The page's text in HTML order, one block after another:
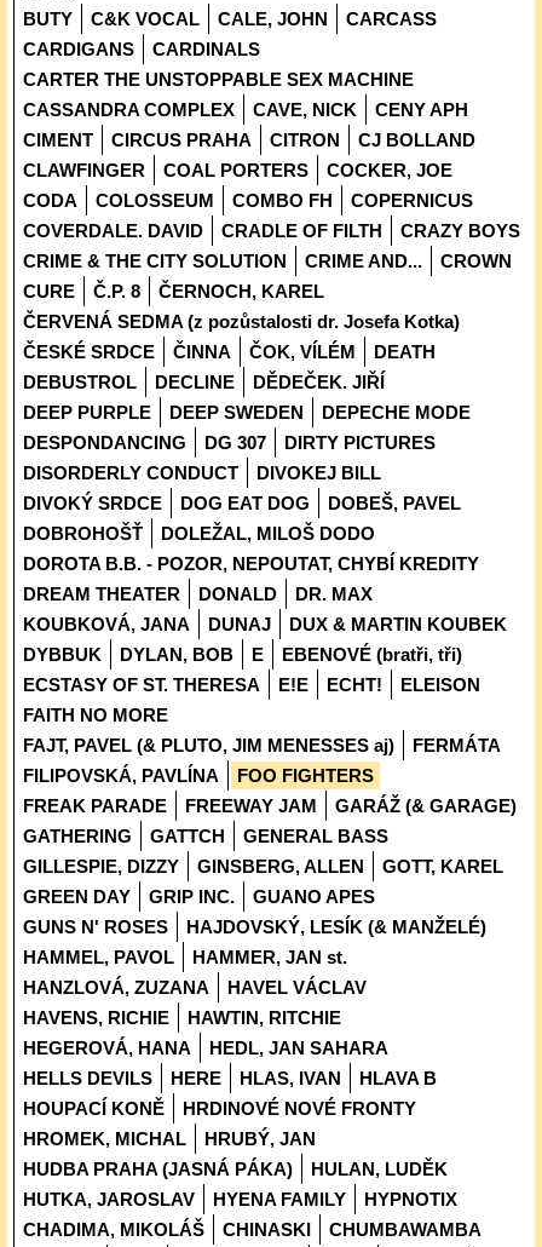
BUTY
C&K VOCAL CALE, JOHN
CARCASS
CARDIGANS
CARDINALS
CARTER THE UNSTOPPABLE SEX MACHINE
CASSANDRA COMPLEX
CAVE, NICK
CENY APH
CIMENT
CIRCUS PRAHA CITRON
CJ BOLLAND
CLAWFINGER
COAL PORTERS
COCKER, JOE
CODA
COLOSSEUM COMBO FH
COPERNICUS
COVERDALE. DAVID
CRADLE OF FILTH
CRAZY BOYS
CRIME & THE CITY SOLUTION
CRIME AND...
CROWN
CURE
Č.P. 8
ČERNOCH, KAREL
ČERVENÁ SEDMA (z pozůstalosti dr. Josefa Kotka)
ČESKÉ SRDCE
ČINNA ČOK, VÍLÉM
DEATH
DEBUSTROL
DECLINE
DĚDEČEK. JIŘÍ
DEEP PURPLE
DEEP SWEDEN
DEPECHE MODE
DESPONDANCING
DG 307
DIRTY PICTURES
DISORDERLY CONDUCT
DIVOKEJ BILL
DIVOKÝ SRDCE
DOG EAT DOG
DOBEŠ, PAVEL
DOBROHOŠŤ
DOLEŽAL, MILOŠ DODO
DOROTA B.B. - POZOR, NEPOUTAT, CHYBÍ KREDITY
DREAM THEATER
DONALD
DR. MAX
KOUBKOVÁ, JANA
DUNAJ
DUX & MARTIN KOUBEK
DYBBUK
DYLAN, BOB E
EBENOVÉ (bratři, tři)
ECSTASY OF ST. THERESA
E!E ECHT!
ELEISON
FAITH NO MORE
FAJT, PAVEL (& PLUTO, JIM MENESSES aj)
FERMÁTA
FILIPOVSKÁ, PAVLÍNA
FOO FIGHTERS
FREAK PARADE
FREEWAY JAM
GARÁŽ (& GARAGE)
GATHERING
GATTCH
GENERAL BASS
GILLESPIE, DIZZY
GINSBERG, ALLEN
GOTT, KAREL
GREEN DAY
GRIP INC.
GUANO APES
GUNS N' ROSES
HAJDOVSKÝ, LESÍK (& MANŽELÉ)
HAMMEL, PAVOL
HAMMER, JAN st.
HANZLOVÁ, ZUZANA
HAVEL VÁCLAV
HAVENS, RICHIE
HAWTIN, RITCHIE
HEGEROVÁ, HANA
HEDL, JAN SAHARA
HELLS DEVILS
HERE HLAS, IVAN
HLAVA B
HOUPACÍ KONĚ
HRDINOVÉ NOVÉ FRONTY
HROMEK, MICHAL
HRUBÝ, JAN
HUDBA PRAHA (JASNÁ PÁKA)
HULAN, LUDĚK
HUTKA, JAROSLAV
HYENA FAMILY
HYPNOTIX
CHADIMA, MIKOLÁŠ
CHINASKI
CHUMBAWAMBA